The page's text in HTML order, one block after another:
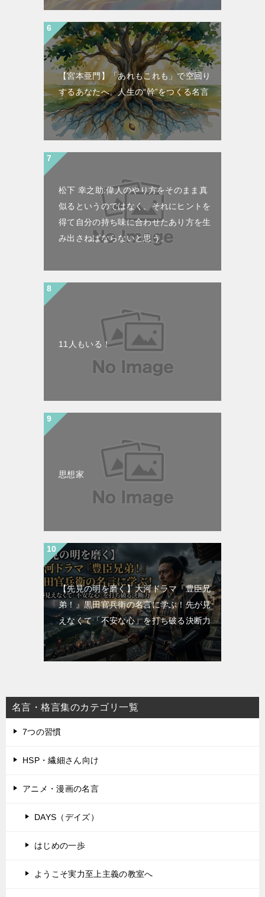
【宮本亜門】「あれもこれも」で空回り
するあなたへ。人生の“幹”をつくる名言
松下 幸之助:偉人のやり方をそのまま真
似るというのではなく、それにヒントを
得て自分の持ち味に合わせたあり方を生
み出さねばならないと思う。
11人もいる！
思想家
【先見の明を磨く】大河ドラマ『豊臣兄
弟！』黒田官兵衛の名言に学ぶ！先が見
えなくて「不安な心」を打ち破る決断力
名言・格言集のカテゴリ一覧
7つの習慣
HSP・繊細さん向け
アニメ・漫画の名言
DAYS（デイズ）
はじめの一歩
ようこそ実力至上主義の教室へ